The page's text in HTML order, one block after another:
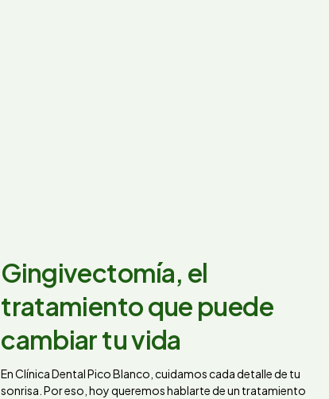
Gingivectomía, el
tratamiento que puede
cambiar tu vida
En Clínica Dental Pico Blanco, cuidamos cada detalle de tu
sonrisa. Por eso, hoy queremos hablarte de un tratamiento